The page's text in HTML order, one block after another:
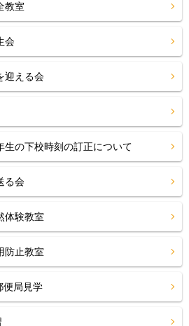
教室
会
迎える会
生の下校時刻の訂正について
る会
体験教室
防止教室
局見学